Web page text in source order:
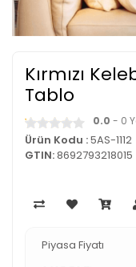
Kırmızı
Tablo
0.0 - 0
Ürün Kodu :5AS-1112
GTIN:8692793218015
Piyasa Fiyatı